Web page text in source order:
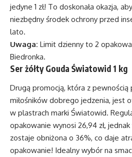
jedyne 1 zł! To doskonała okazja,
niezbędny środek ochrony przed
lato.
Uwaga: Limit dzienny to 2
Biedronka.
Ser żółty Gouda Światowid 1 kg
Drugą promocją, która z pewnością
miłośników dobrego jedzenia, jest
w plastrach marki Światowid.
opakowanie wynosi 26,94 zł,
zostaje obniżona o 36%, co daje
opakowanie! Idealny wybór na